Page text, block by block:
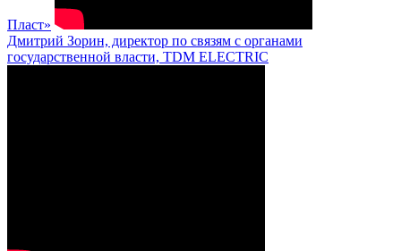
Пласт»
Дмитрий Зорин, директор по связям с органами
государственной власти, TDM ELECTRIC